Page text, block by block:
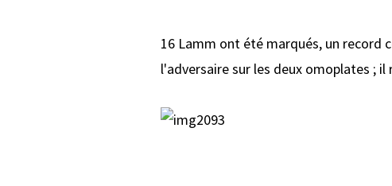
16 Lamm ont été marqués, un record
l'adversaire sur les deux omoplates ;